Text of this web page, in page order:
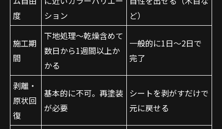
度
ション
ど）
施工期
間
下地処理〜乾燥含めて
数日から1週間以上か
かる
一般的に1日〜2日で
完了
剥離・
原状回
復
基本的に不可。再塗装
が必要
シートを剥がすだけで
元に戻せる